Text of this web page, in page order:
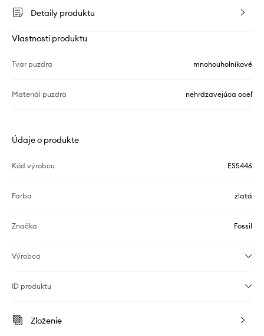
Detaily produktu
Vlastnosti produktu
Tvar puzdra mnohouholníkové
Materiál puzdra nehrdzavejúca oceľ
Údaje o produkte
Kód výrobcu ES5446
Farba zlatá
Značka Fossil
Výrobca
ID produktu
Zloženie